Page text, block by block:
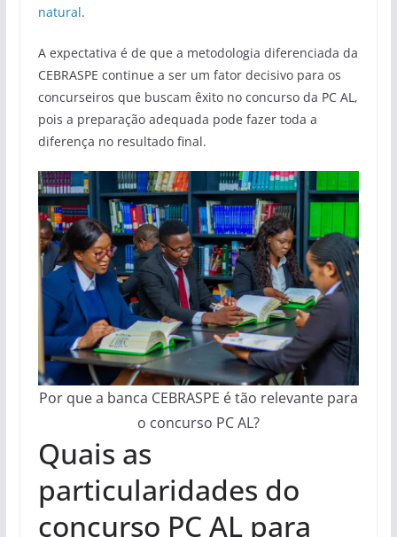
natural.
A expectativa é de que a metodologia diferenciada da
CEBRASPE continue a ser um fator decisivo para os
concurseiros que buscam êxito no concurso da PC AL,
pois a preparação adequada pode fazer toda a
diferença no resultado final.
Por que a banca CEBRASPE é tão relevante para
o concurso PC AL?
Quais as
particularidades do
concurso PC AL para